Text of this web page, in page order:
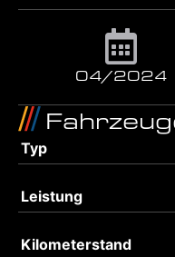
04/2024
Typ
Leistung
Kilometerstand